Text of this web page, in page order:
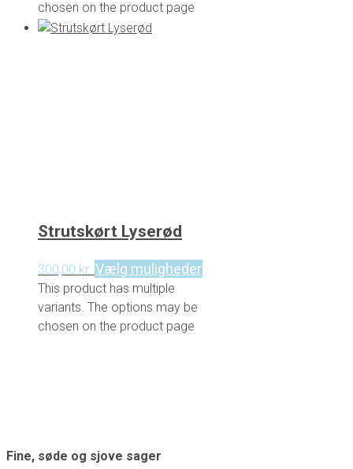
chosen on the product page
Strutskørt Lyserød
300,00 kr. Vælg muligheder
This product has multiple
variants. The options may be
chosen on the product page
Fine, søde og sjove sager